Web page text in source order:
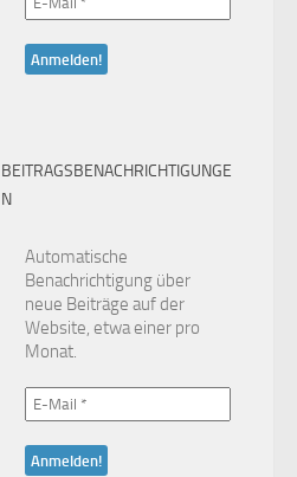
BEITRAGSBENACHRICHTIGUNGE
N
Automatische
Benachrichtigung über
neue Beiträge auf der
Website, etwa einer pro
Monat.